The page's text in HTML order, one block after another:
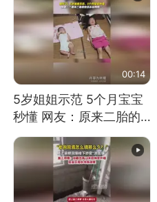
00:14
5岁姐姐示范 5个月宝宝
秒懂 网友：原来二胎的
快乐长这样